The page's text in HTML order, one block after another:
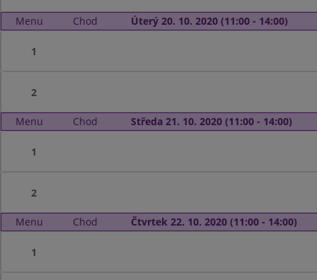
Menu Chod Úterý 20. 10. 2020 (11:00 - 14:00)
1
2
Menu Chod Středa 21. 10. 2020 (11:00 - 14:00)
1
2
Menu Chod Čtvrtek 22. 10. 2020 (11:00 - 14:00)
1